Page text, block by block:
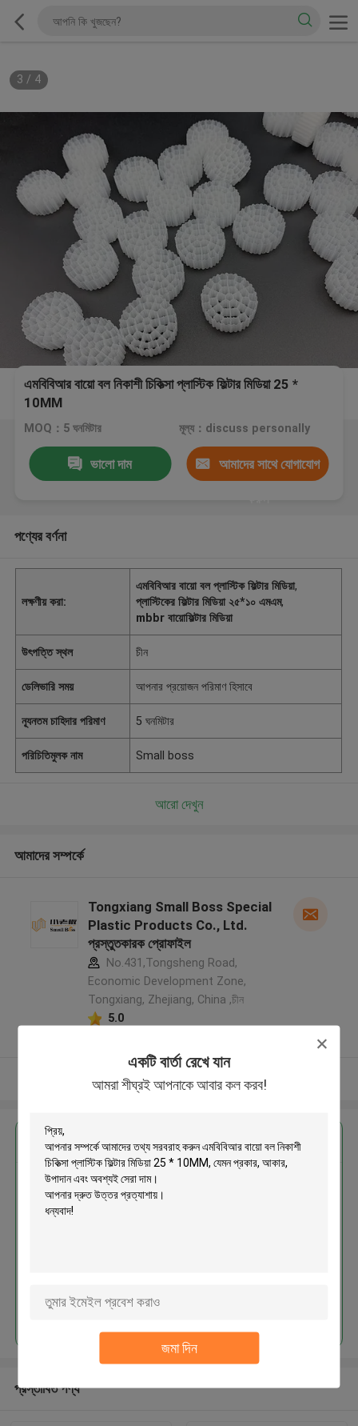
একটি বার্তা রেখে যান
আমরা শীঘ্রই আপনাকে আবার কল করব!
জমা দিন
3 / 4
এমবিবিআর বায়ো বল নিকাশী চিকিত্সা প্লাস্টিক ফিল্টার মিডিয়া 25 *
10MM
MOQ：5 ঘনমিটার মূল্য：discuss personally
ভালো দাম আমাদের সাথে যোগাযোগ
পণ্যের বর্ণনা
লক্ষণীয় করা:
এমবিবিআর বায়ো বল প্লাস্টিক ফিল্টার মিডিয়া,
প্লাস্টিকের ফিল্টার মিডিয়া ২৫*১০ এমএম,
mbbr বায়োফিল্টার মিডিয়া
উৎপত্তি স্থল চীন
ডেলিভারি সময় আপনার প্রয়োজন পরিমাণ হিসাবে
ন্যূনতম চাহিদার পরিমাণ 5 ঘনমিটার
পরিচিতিমুলক নাম Small boss
আরো দেখুন
আমাদের সম্পর্কে
Tongxiang Small Boss Special
Plastic Products Co., Ltd.
প্রস্তুতকারক প্রোফাইল
No.431,Tongsheng Road,
Economic Development Zone,
Tongxiang, Zhejiang, China ,চীন
5.0
আরো দেখুন
এর সেরা মূল্য পান
এমবিবিআর বায়ো বল নিকাশী চিকিত্সা প্লাস্টিক
ফিল্টার মিডিয়া 25 * 10MM
চালিয়ে
প্রস্তাবিত পণ্য